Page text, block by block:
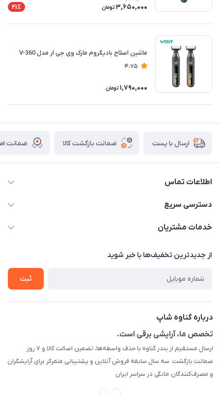
3,650,000 تومان 21٪
ماشین اصلاح بادیگروم مارک وی جی ار مدل V-360
4.75
1,790,000 تومان
ارسال با پست ضمانت بازگشت کالا ضمانت
اطلاعات تماس
09044730514
دسترسی سریع
خانه
درباره ما
تماس با ما
تست و مرجوعی
رهگیری مرسولات پستی
قوانین ما
خدمات مشتریان
راهنما
از جدید‌ترین تخفیف‌ها با‌ خبر شوید
ثبت
درباره گناوه شاپ
تخصص ما، آرایشی برقی است.
ارسال مستقیم از بندر گناوه با حذف واسطه‌ها، تضمین اصالت کالا و ۷ روز
ضمانت بازگشت. سه سال سابقه فروش آنلاین و پشتیبانی متمرکز برای آرایشگران
و مصرف‌کنندگان خانگی در سراسر ایران